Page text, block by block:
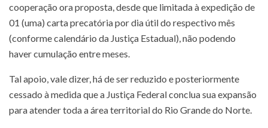
cooperação ora proposta, desde que limitada à expedição de
01 (uma) carta precatória por dia útil do respectivo mês
(conforme calendário da Justiça Estadual), não podendo
haver cumulação entre meses.
Tal apoio, vale dizer, há de ser reduzido e posteriormente
cessado à medida que a Justiça Federal conclua sua expansão
para atender toda a área territorial do Rio Grande do Norte.